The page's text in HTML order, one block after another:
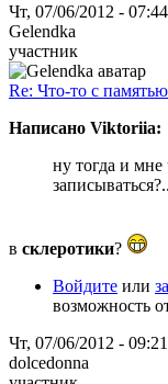
Чт, 07/06/2012 - 07:44
Gelendka
участник
Re: Что-то с
Написано Viktoriia:
ну тогда и
записываться?..
в склеротики?
Войдите или
возможность
Чт, 07/06/2012 - 09:21
dolcedonna